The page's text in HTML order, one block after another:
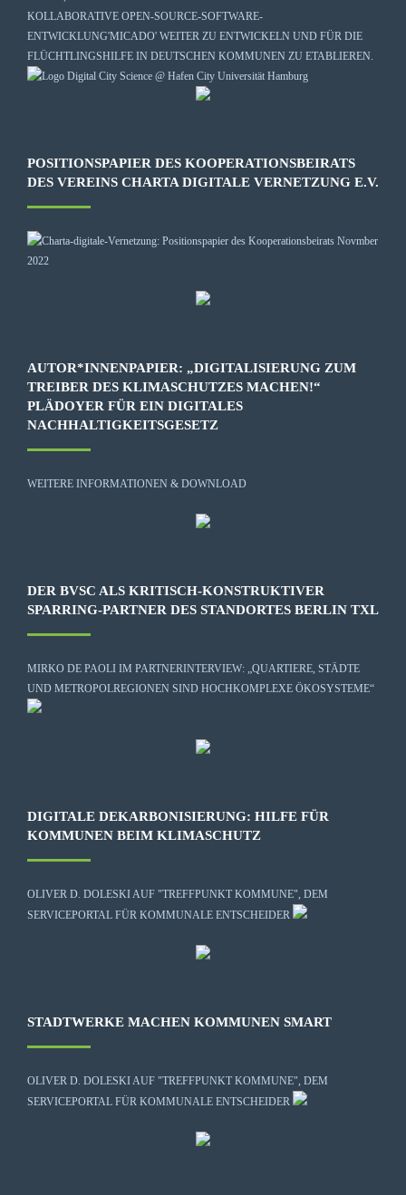
KOLLABORATIVE OPEN-SOURCE-SOFTWARE-
ENTWICKLUNG'MICADO' WEITER ZU ENTWICKELN UND FÜR DIE
FLÜCHTLINGSHILFE IN DEUTSCHEN KOMMUNEN ZU ETABLIEREN.
POSITIONSPAPIER DES KOOPERATIONSBEIRATS
DES VEREINS CHARTA DIGITALE VERNETZUNG E.V.
AUTOR*INNENPAPIER: „DIGITALISIERUNG ZUM
TREIBER DES KLIMASCHUTZES MACHEN!“
PLÄDOYER FÜR EIN DIGITALES
NACHHALTIGKEITSGESETZ
WEITERE INFORMATIONEN & DOWNLOAD
DER BVSC ALS KRITISCH-KONSTRUKTIVER
SPARRING-PARTNER DES STANDORTES BERLIN TXL
MIRKO DE PAOLI IM PARTNERINTERVIEW: „QUARTIERE, STÄDTE
UND METROPOLREGIONEN SIND HOCHKOMPLEXE ÖKOSYSTEME“
DIGITALE DEKARBONISIERUNG: HILFE FÜR
KOMMUNEN BEIM KLIMASCHUTZ
OLIVER D. DOLESKI AUF "TREFFPUNKT KOMMUNE", DEM
SERVICEPORTAL FÜR KOMMUNALE ENTSCHEIDER
STADTWERKE MACHEN KOMMUNEN SMART
OLIVER D. DOLESKI AUF "TREFFPUNKT KOMMUNE", DEM
SERVICEPORTAL FÜR KOMMUNALE ENTSCHEIDER